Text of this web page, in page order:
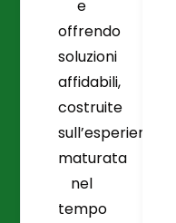
e
offrendo
soluzioni
affidabili,
costruite
sull’esperienza
maturata
nel
tempo